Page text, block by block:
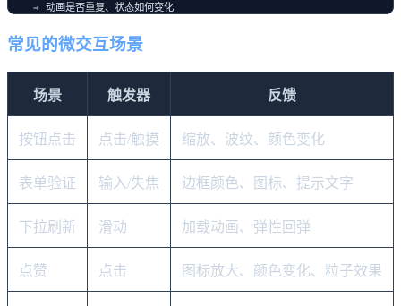
常见的微交互场景
场景 触发器 反馈
按钮点击 点击/触摸 缩放、波纹、颜色变化
表单验证 输入/失焦 边框颜色、图标、提示文字
下拉刷新 滑动 加载动画、弹性回弹
点赞 点击 图标放大、颜色变化、粒子效果